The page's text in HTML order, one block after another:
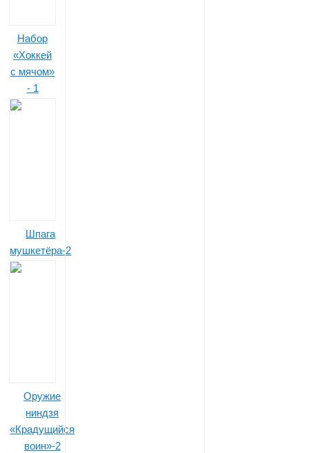
Набор
«Хоккей
с мячом»
- 1
Шпага
мушкетёра-2
Оружие
ниндзя
«Крадущийся
воин»-2